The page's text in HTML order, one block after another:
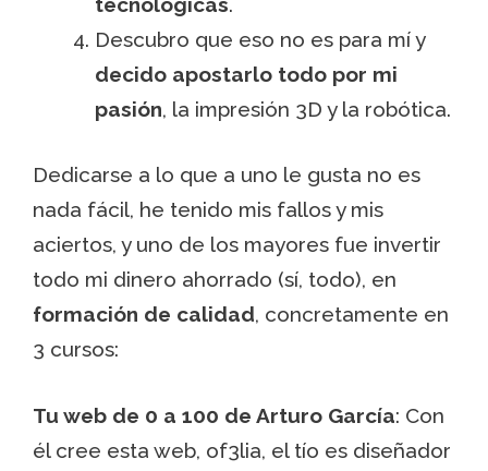
Descubro que eso no es para mí y
decido apostarlo todo por mi
pasión, la impresión 3D y la robótica.
Dedicarse a lo que a uno le gusta no es
nada fácil, he tenido mis fallos y mis
aciertos, y uno de los mayores fue invertir
todo mi dinero ahorrado (sí, todo), en
formación de calidad, concretamente en
3 cursos:
Tu web de 0 a 100 de Arturo García: Con
él cree esta web, of3lia, el tío es diseñador